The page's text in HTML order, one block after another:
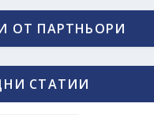
ОТ ПАРТНЬОРИ
СТАТИИ